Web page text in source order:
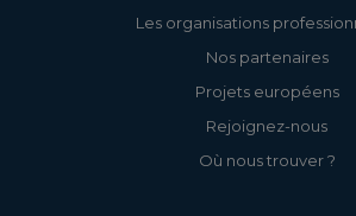
Les organisations
Nos partenaires
Projets européens
Rejoignez-nous
Où nous trouver ?